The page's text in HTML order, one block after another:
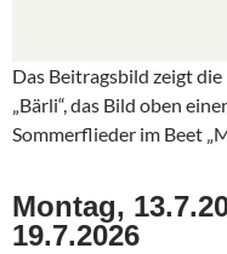
Das Beitragsbild zeigt
„Bärli“, das Bild oben
Sommerflieder im Beet
Montag,
19.7.2026